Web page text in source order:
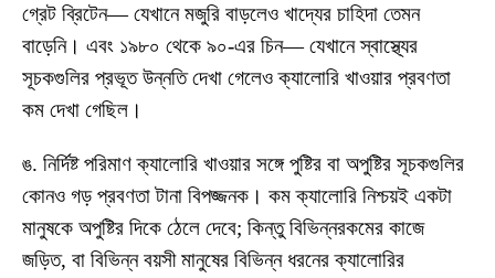
গ্রেট ব্রিটেন— যেখানে মজুরি বাড়লেও খাদ্যের চাহিদা তেমন
বাড়েনি। এবং ১৯৮০ থেকে ৯০-এর চিন— যেখানে স্বাস্থ্যের
সূচকগুলির প্রভূত উন্নতি দেখা গেলেও ক্যালোরি খাওয়ার প্রবণতা
কম দেখা গেছিল।
ঙ. নির্দিষ্ট পরিমাণ ক্যালোরি খাওয়ার সঙ্গে পুষ্টির বা অপুষ্টির সূচকগুলির
কোনও গড় প্রবণতা টানা বিপজ্জনক। কম ক্যালোরি নিশ্চয়ই একটা
মানুষকে অপুষ্টির দিকে ঠেলে দেবে; কিন্তু বিভিন্নরকমের কাজে
জড়িত, বা বিভিন্ন বয়সী মানুষের বিভিন্ন ধরনের ক্যালোরির